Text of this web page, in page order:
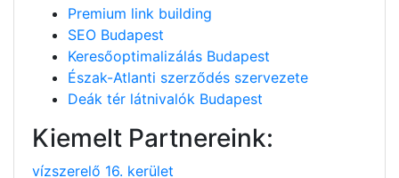
Premium link building
SEO Budapest
Keresőoptimalizálás Budapest
Észak-Atlanti szerződés szervezete
Deák tér látnivalók Budapest
Kiemelt Partnereink:
vízszerelő 16. kerület